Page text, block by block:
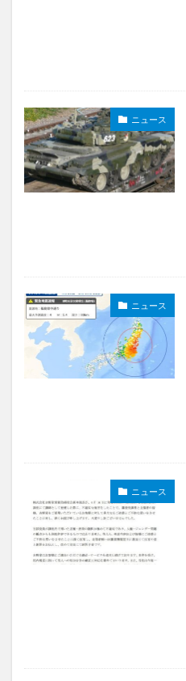
ニュース
ニュース
ニュース